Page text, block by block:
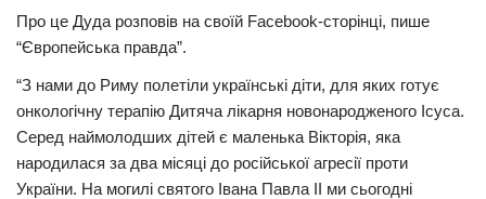
Привітання
Події
Кримінал
Трагедії
Про це Дуда розповів на своїй Facebook-сторінці, пише
“Європейська правда”.
“З нами до Риму полетіли українські діти, для яких готує
онкологічну терапію Дитяча лікарня новонародженого Ісуса.
Серед наймолодших дітей є маленька Вікторія, яка
народилася за два місяці до російської агресії проти
України. На могилі святого Івана Павла II ми сьогодні